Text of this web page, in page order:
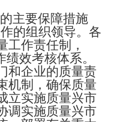
主要保障措施
的组织领导。各
工作责任制，
效考核体系。
和企业的质量责
机制，确保质量
立实施质量兴市
调实施质量兴市